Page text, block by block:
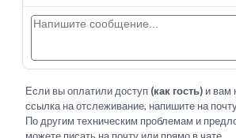
Если вы оплатили доступ (как гость) и вам
ссылка на отслеживание, напишите на
По другим техническим проблемам и